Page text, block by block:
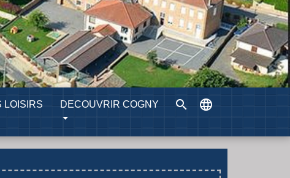
LOISIRS DECOUVRIR COGNY search language